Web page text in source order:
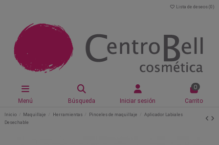
Lista de deseos (0 )
Menú Búsqueda Iniciar sesión
0
Carrito
Inicio Maquillaje Herramientas Pinceles de maquillaje
Aplicador Labiales
Desechable